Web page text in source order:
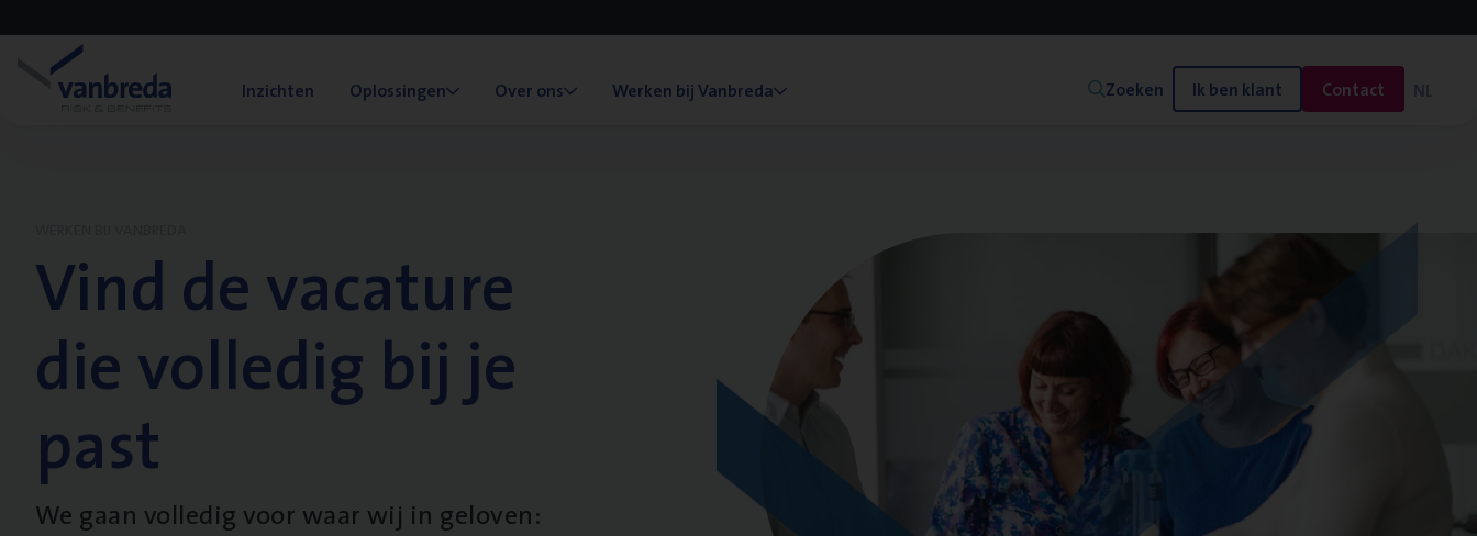
Inzichten Oplossingen Over ons Werken bij Vanbreda Zoeken Ik ben klant Contact NL
Vind de vacature
die volledig bij je
past
We gaan volledig voor waar wij in geloven: